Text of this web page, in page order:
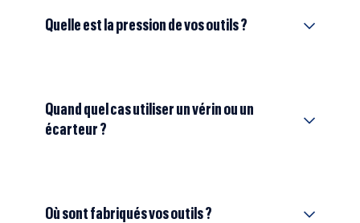
Quelle est la pression de vos outils ?
Quand quel cas utiliser un vérin ou un
écarteur ?
Où sont fabriqués vos outils ?